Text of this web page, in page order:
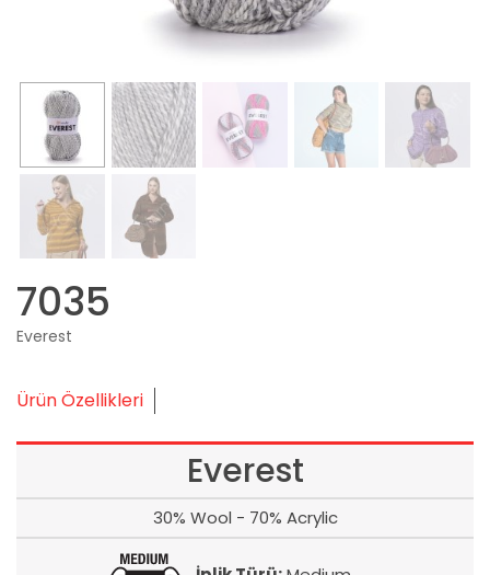
7035
Everest
Ürün Özellikleri
Everest
30% Wool - 70% Acrylic